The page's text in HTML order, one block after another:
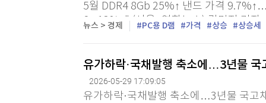
5월 DDR4 8Gb 25%↑ 낸드 가격
8∼13%↑" (서울=연합뉴스) 김민지 기자
평균 가격이 동반 상승세를 이어가며 역
뉴스 > 경제 PC용 D램 가격 상승 상승세
유가하락·국채발행 축소에…3년물
2026-05-29 17:09:05
유가하락·국채발행 축소에…3년물 국고